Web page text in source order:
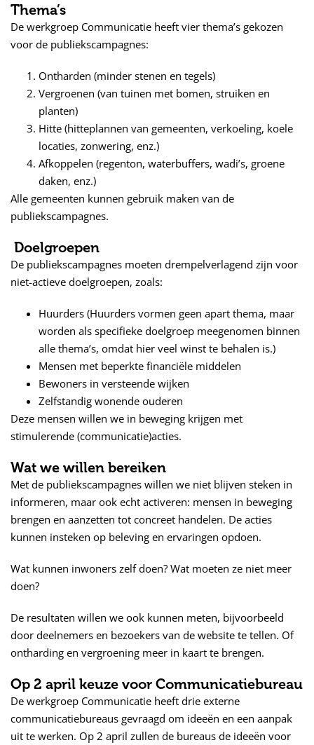
Thema’s
De werkgroep Communicatie heeft vier thema’s gekozen
voor de publiekscampagnes:
Ontharden (minder stenen en tegels)
Vergroenen (van tuinen met bomen, struiken en
planten)
Hitte (hitteplannen van gemeenten, verkoeling, koele
locaties, zonwering, enz.)
Afkoppelen (regenton, waterbuffers, wadi’s, groene
daken, enz.)
Alle gemeenten kunnen gebruik maken van de
publiekscampagnes.
Doelgroepen
De publiekscampagnes moeten drempelverlagend zijn voor
niet-actieve doelgroepen, zoals:
Huurders (Huurders vormen geen apart thema, maar
worden als specifieke doelgroep meegenomen binnen
alle thema’s, omdat hier veel winst te behalen is.)
Mensen met beperkte financiële middelen
Bewoners in versteende wijken
Zelfstandig wonende ouderen
Deze mensen willen we in beweging krijgen met
stimulerende (communicatie)acties.
Wat we willen bereiken
Met de publiekscampagnes willen we niet blijven steken in
informeren, maar ook echt activeren: mensen in beweging
brengen en aanzetten tot concreet handelen. De acties
kunnen insteken op beleving en ervaringen opdoen.
Wat kunnen inwoners zelf doen? Wat moeten ze niet meer
doen?
De resultaten willen we ook kunnen meten, bijvoorbeeld
door deelnemers en bezoekers van de website te tellen. Of
ontharding en vergroening meer in kaart te brengen.
Op 2 april keuze voor Communicatiebureau
De werkgroep Communicatie heeft drie externe
communicatiebureaus gevraagd om ideeën en een aanpak
uit te werken. Op 2 april zullen de bureaus de ideeën voor